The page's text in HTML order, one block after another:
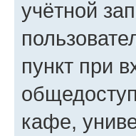
учётной
пункт при
кафе,